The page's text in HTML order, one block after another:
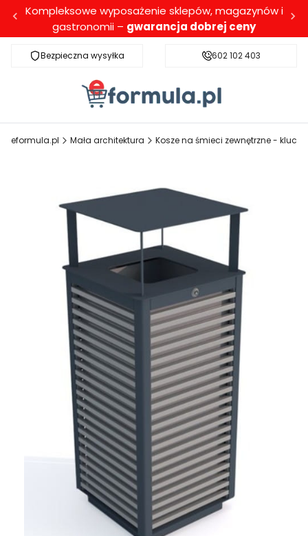
Kompleksowe wyposażenie sklepów, magazynów i
gastronomii – gwarancja dobrej ceny
Bezpieczna wysyłkaDarmowa dostawa dla wybranych
602 102 403
eformula.pl Mała architektura Kosze na śmieci zewnętrzne -